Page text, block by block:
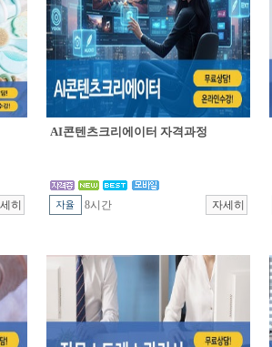
AI콘텐츠크리에이터 자격과정
8시간